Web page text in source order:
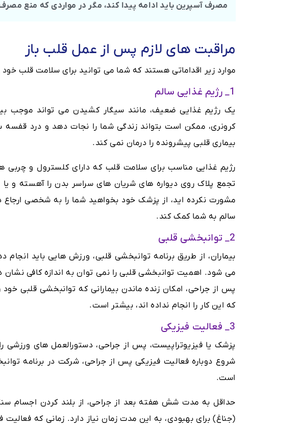
مصرف آسپرین باید ادامه پیدا کند، مگر در مواردی که منع
مراقبت های لازم پس از عمل قلب باز
موارد زیر اقداماتی هستند که شما می توانید برای سلامت قلب
1_ رژیم غذایی سالم
یک رژیم غذایی ضعیف، مانند سیگار کشیدن می تواند موجب
کرونری، ممکن است بتواند زندگی شما را نجات دهد و درد قفسه
بیماری قلبی پیشرونده را درمان نمی کند.
رژیم غذایی مناسب برای سلامت قلب که دارای کلسترول و چربی
تجمع پلاک روی دیواره های شریان های سراسر بدن را آهسته و
مشورت نکرده اید، از پزشک خود بخواهید شما را به شخصی
سالم به شما کمک کند.
2_ توانبخشی قلبی
بیماران، از طریق برنامه توانبخشی قلبی، ورزش هایی باید
می شود. اهمیت توانبخشی قلبی را نمی توان به اندازه کافی
پس از جراحی، امکان زنده ماندن بیمارانی که توانبخشی قلبی
که این کار را انجام نداده اند، بیشتر است.
3_ فعالیت فیزیکی
پزشک یا فیزیوتراپیست، پس از جراحی، دستورالعمل های ورزشی
شروع دوباره فعالیت فیزیکی پس از جراحی، شرکت در برنامه
است.
حداقل به مدت شش هفته بعد از جراحی، از بلند کردن اجسام
(جناغ) برای بهبودی، به این مدت زمان نیاز دارد. زمانی که